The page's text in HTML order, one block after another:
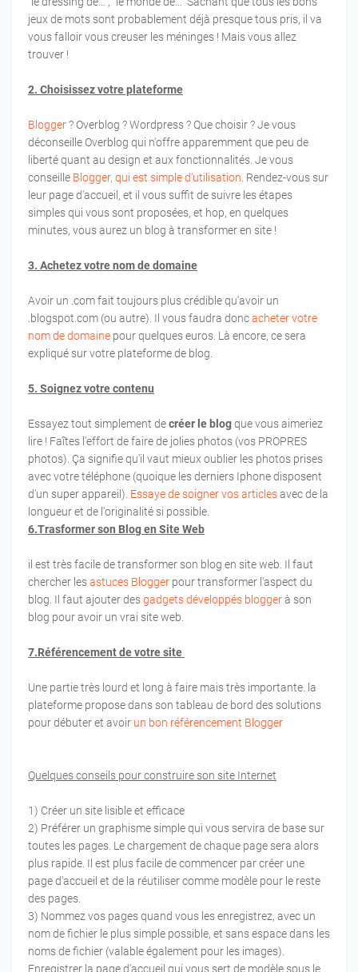
jeux de mots sont probablement déjà presque tous pris, il va
vous falloir vous creuser les méninges ! Mais vous allez
trouver !
2. Choisissez votre plateforme
Blogger? Overblog ? Wordpress ? Que choisir ? Je vous
déconseille Overblog qui n'offre apparemment que peu de
liberté quant au design et aux fonctionnalités. Je vous
conseille Blogger, qui est simple d'utilisation . Rendez-vous sur
leur page d'accueil, et il vous suffit de suivre les étapes
simples qui vous sont proposées, et hop, en quelques
minutes, vous aurez un blog à transformer en site !
3. Achetez votre nom de domaine
Avoir un .com fait toujours plus crédible qu'avoir un
.blogspot.com (ou autre). Il vous faudra doncacheter votre
nom de domaine pour quelques euros. Là encore, ce sera
expliqué sur votre plateforme de blog.
5. Soignez votre contenu
Essayez tout simplement decréer le blogque vous aimeriez
lire ! Faîtes l'effort de faire de jolies photos (vos PROPRES
photos). Ça signifie qu'il vaut mieux oublier les photos prises
avec votre téléphone (quoique les derniers Iphone disposent
d'un super appareil). Essaye de soigner vos articlesavec de la
longueur et de l'originalité si possible.
6.Trasformer son Blog en Site Web
il est très facile de transformer son blog en site web. Il faut
chercher lesastuces Blogger pour transformer l'aspect du
blog. Il faut ajouter desgadgets développés bloggerà son
blog pour avoir un vrai site web.
7.Référencement de votre site
Une partie très lourd et long à faire mais très importante. la
plateforme propose dans son tableau de bord des solutions
pour débuter et avoir un bon référencement Blogger
Quelques conseils pour construire son site Internet
1) Créer un site lisible et efficace
2) Préférer un graphisme simple qui vous servira de base sur
toutes les pages. Le chargement de chaque page sera alors
plus rapide. Il est plus facile de commencer par créer une
page d'accueil et de la réutiliser comme modèle pour le reste
des pages.
3) Nommez vos pages quand vous les enregistrez, avec un
nom de fichier le plus simple possible, et sans espace dans les
noms de fichier (valable également pour les images).
Enregistrer la page d'accueil qui vous sert de modèle sous le